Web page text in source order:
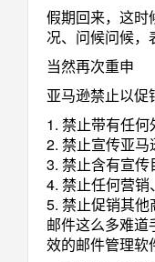
假期回来，这时
况、问候问候，
当然再次重申
亚马逊禁止以促
1. 禁止带有任
2. 禁止宣传亚
3. 禁止含有宣
4. 禁止任何营
5. 禁止促销其
邮件这么多难
效的邮件管理软